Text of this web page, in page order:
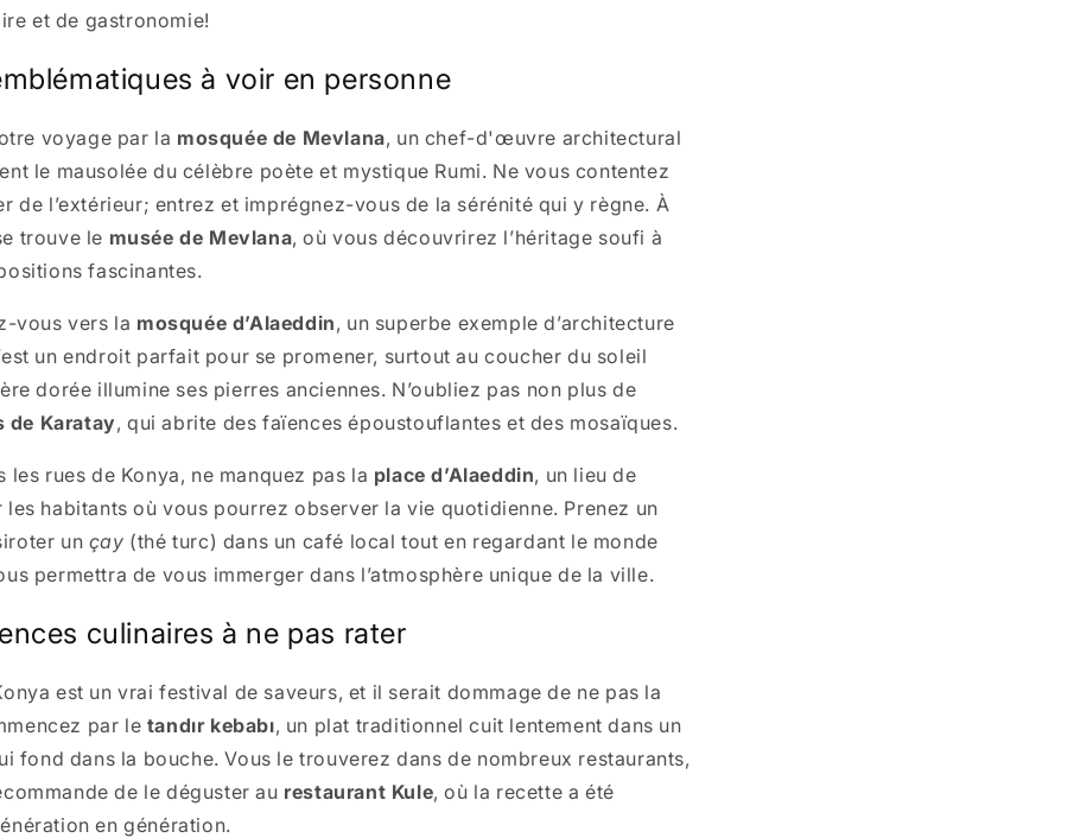
et de gastronomie!
à voir en personne
voyage par la mosquée de Mevlana, un chef-d'œuvre architectural
le mausolée du célèbre poète et mystique Rumi. Ne vous contentez
de l’extérieur; entrez et imprégnez-vous de la sérénité qui y règne. À
trouve le musée de Mevlana, où vous découvrirez l’héritage soufi à
fascinantes.
vous vers la mosquée d’Alaeddin, un superbe exemple d’architecture
un endroit parfait pour se promener, surtout au coucher du soleil
dorée illumine ses pierres anciennes. N’oubliez pas non plus de
de Karatay, qui abrite des faïences époustouflantes et des mosaïques.
les rues de Konya, ne manquez pas la place d’Alaeddin, un lieu de
les habitants où vous pourrez observer la vie quotidienne. Prenez un
un çay (thé turc) dans un café local tout en regardant le monde
permettra de vous immerger dans l’atmosphère unique de la ville.
culinaires à ne pas rater
est un vrai festival de saveurs, et il serait dommage de ne pas la
par le tandır kebabı, un plat traditionnel cuit lentement dans un
fond dans la bouche. Vous le trouverez dans de nombreux restaurants,
de le déguster au restaurant Kule, où la recette a été
en génération.